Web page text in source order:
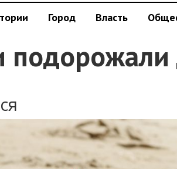
Город Власть
подорожали